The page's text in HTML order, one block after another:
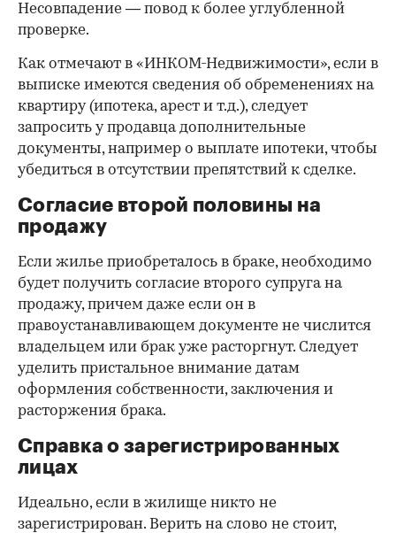
Несовпадение — повод к более углубленной
проверке.
Как отмечают в «ИНКОМ-Недвижимости», если в
выписке имеются сведения об обременениях на
квартиру (ипотека, арест и т.д.), следует
запросить у продавца дополнительные
документы, например о выплате ипотеки, чтобы
убедиться в отсутствии препятствий к сделке.
Согласие второй половины на
продажу
Если жилье приобреталось в браке, необходимо
будет получить согласие второго супруга на
продажу, причем даже если он в
правоустанавливающем документе не числится
владельцем или брак уже расторгнут. Следует
уделить пристальное внимание датам
оформления собственности, заключения и
расторжения брака.
Справка о зарегистрированных
лицах
Идеально, если в жилище никто не
зарегистрирован. Верить на слово не стоит,